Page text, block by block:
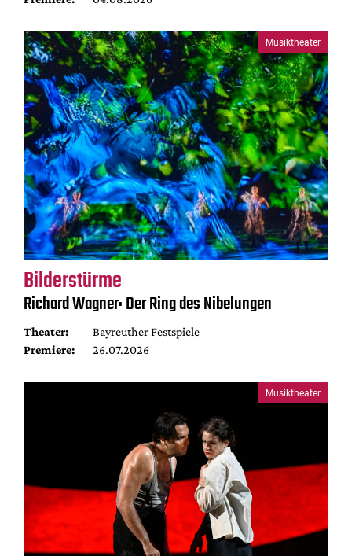
Musiktheater
Bilderstürme
Richard Wagner: Der Ring des Nibelungen
Theater:
Bayreuther Festspiele
Premiere:
26.07.2026
Musiktheater